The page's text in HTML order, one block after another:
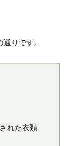
りです。
れた衣類